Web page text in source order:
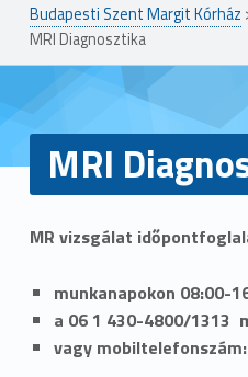
Budapesti Szent Margit Kórház
MRI Diagnosztika
MRI
MR vizsgálat
munkanapokon 08:00-
a 06 1 430-4800/1313
vagy